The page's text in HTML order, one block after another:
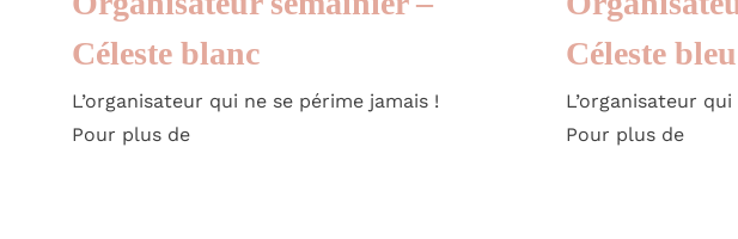
Céleste blanc
L’organisateur qui ne se périme jamais !
Pour plus de
Céleste bleu
L’organisateur
Pour plus de